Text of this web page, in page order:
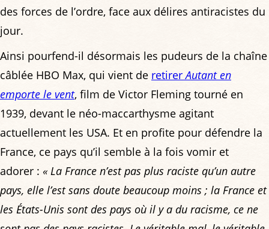
des forces de l’ordre, face aux délires antiracistes du
jour.
Ainsi pourfend-il désormais les pudeurs de la chaîne
câblée HBO Max, qui vient de retirerAutant en
emporte le vent, film de Victor Fleming tourné en
1939, devant le néo-maccarthysme agitant
actuellement les USA. Et en profite pour défendre la
France, ce pays qu’il semble à la fois vomir et
adorer : « La France n’est pas plus raciste qu’un autre
pays, elle l’est sans doute beaucoup moins ; la France et
les États-Unis sont des pays où il y a du racisme, ce ne